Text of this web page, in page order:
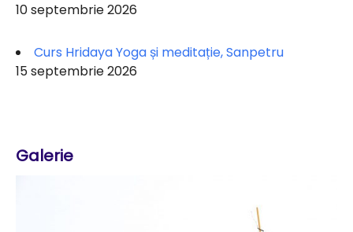
10 septembrie 2026
Curs Hridaya Yoga și meditație, Sanpetru
15 septembrie 2026
Galerie